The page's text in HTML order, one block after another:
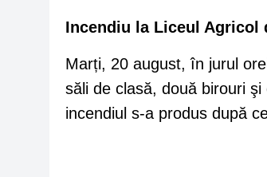
Incendiu la Liceul Agricol
Marți, 20 august, în jurul
săli de clasă, două birouri
incendiul s-a produs după